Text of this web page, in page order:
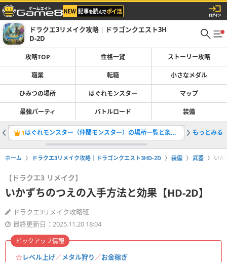
ドラクエ3リメイク攻略｜ドラゴンクエスト3H
D-2D
攻略TOP 性格一覧 ストーリー攻略
職業 転職 小さなメダル
ひみつの場所 はぐれモンスター マップ
最強パーティ バトルロード 装備
1 はぐれモンスター（仲間モンスター）の場所一覧と条件・全121体掲載 2ストー
もっとみる
ホーム ドラクエ3リメイク攻略｜ドラゴンクエスト3HD-2D 装備 武器 いか
【ドラクエ3 リメイク】
いかずちのつえの入手方法と効果【HD-2D】
ドラクエ3リメイク攻略班
最終更新日：2025.11.20 18:04
☆レベル上げ／メタル狩り／お金稼ぎ
ピックアップ情報